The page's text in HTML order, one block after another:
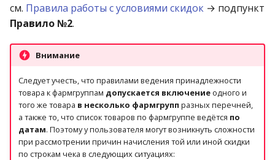
см. Правила работы с условиями скидок → подпункт
Правило №2.
Внимание
Следует учесть, что правилами ведения принадлежности
товара к фармгруппам допускается включениеодного и
того же товара в несколько фармгрупп разных перечней,
а также то, что список товаров по фармгруппе ведётся по
датам. Поэтому у пользователя могут возникнуть сложности
при рассмотрении причин начисления той или иной скидки
по строкам чека в следующих ситуациях: